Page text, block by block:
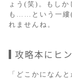
ょう(笑)。もしか
も……という一縷(
れませんね。
攻略本にヒ
「どこかになん